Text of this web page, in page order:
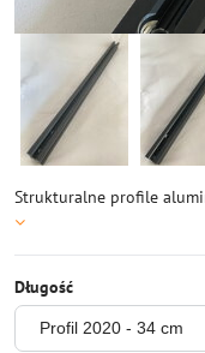
Strukturalne profile
Długość